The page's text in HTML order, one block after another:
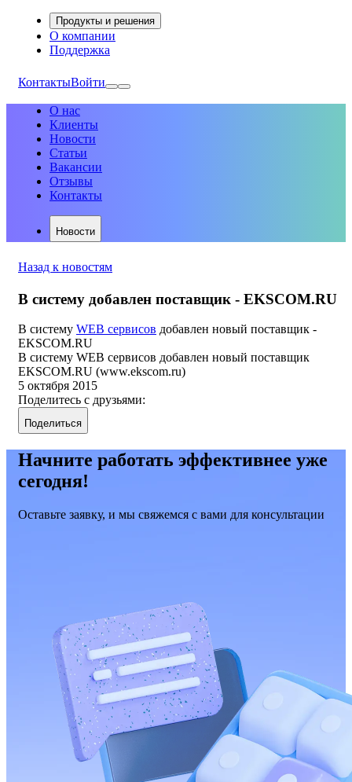
Продукты и решения
О компании
Поддержка
КонтактыВойти
О нас
Клиенты
Новости
Статьи
Вакансии
Отзывы
Контакты
Новости
Назад к новостям
В систему добавлен поставщик - EKSCOM.RU
В систему WEB сервисов добавлен новый поставщик -
EKSCOM.RU
В систему WEB сервисов добавлен новый поставщик
EKSCOM.RU (www.ekscom.ru)
5 октября 2015
Поделитесь с друзьями:
Поделиться
Начните работать эффективнее уже
сегодня!
Оставьте заявку, и мы свяжемся с вами для консультации